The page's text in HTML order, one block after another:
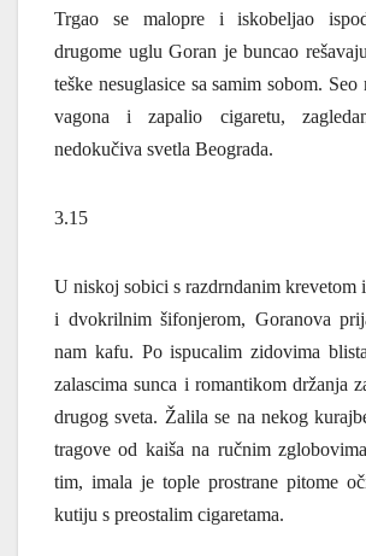
Trgao se malopre i iskobeljao
drugome uglu Goran je buncao
teške nesuglasice sa samim sobom. Seo
vagona i zapalio cigaretu,
nedokučiva svetla Beograda.
3.15
U niskoj sobici s razdrndanim krevetom
i dvokrilnim šifonjerom, Goranova
nam kafu. Po ispucalim zidovima
zalascima sunca i romantikom držanja
drugog sveta. Žalila se na nekog
tragove od kaiša na ručnim
tim, imala je tople prostrane pitome
kutiju s preostalim cigaretama.